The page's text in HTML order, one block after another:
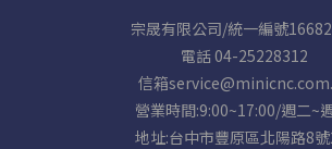
宗晟有限公司/統一編號
電話 04-25228312
信箱
營業時間:9:00~17:00/週二~
地址:台中市豐原區北陽路8